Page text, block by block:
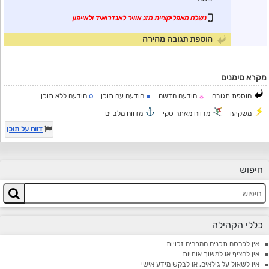
נשלח מאפליקציית מזג אוויר לאנדרואיד ולאייפון
הוספת תגובה מהירה
מקרא סימנים
הוספת תגובה ☼ הודעה חדשה ● הודעה עם תוכן o הודעה ללא תוכן
משקיען מדווח מאתר סקי
מדווח מלב ים
דווח על תוכן
חיפוש
כללי הקהילה
אין לפרסם תכנים המפרים זכויות
אין להציף או למשוך אותיות
אין לשאול על גילאים, או לבקש מידע אישי